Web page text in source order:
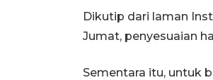
Dikutip dari laman
Jumat, penyesuaian
Sementara itu, untuk